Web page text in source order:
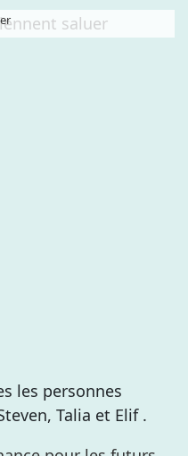
les personnes
Talia et Elif .